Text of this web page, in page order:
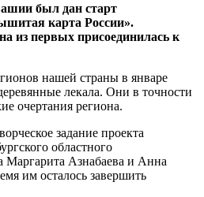
был дан старт
карта России».
из первых присоединилась к
нашей страны в январе
лекала. Они в точности
очертания региона.
задание проекта
областного
Маргарита Азнабаева и Анна
им осталось завершить